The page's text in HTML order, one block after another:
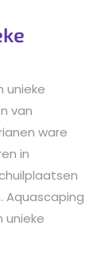
unieke
van
ware
in
Aquascaping
unieke